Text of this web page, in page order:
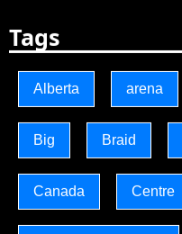
Tags
Alberta arena
Big Braid
Canada Centre